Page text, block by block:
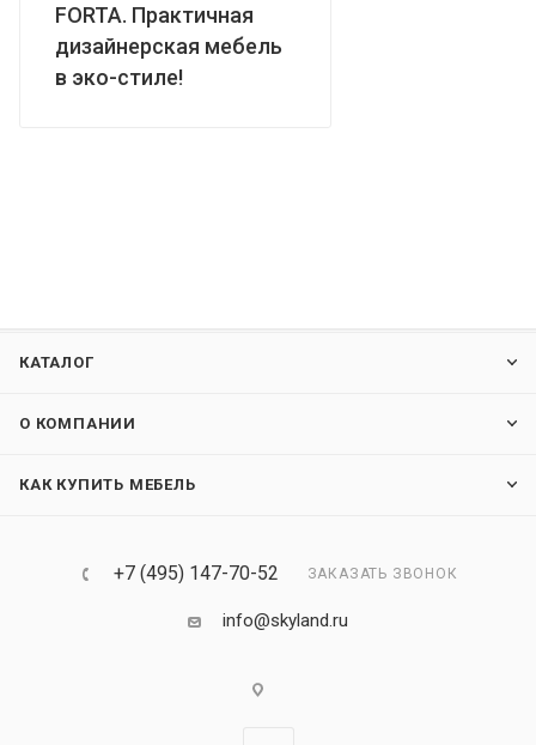
FORTA. Практичная
дизайнерская мебель
в эко-стиле!
КАТАЛОГ
О КОМПАНИИ
КАК КУПИТЬ МЕБЕЛЬ
+7 (495) 147-70-52 ЗАКАЗАТЬ ЗВОНОК
info@skyland.ru